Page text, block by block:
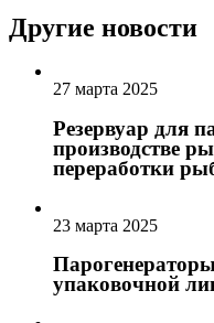
Другие новости
27 марта 2025
Резервуар для
производстве
переработки
23 марта 2025
упаковочной